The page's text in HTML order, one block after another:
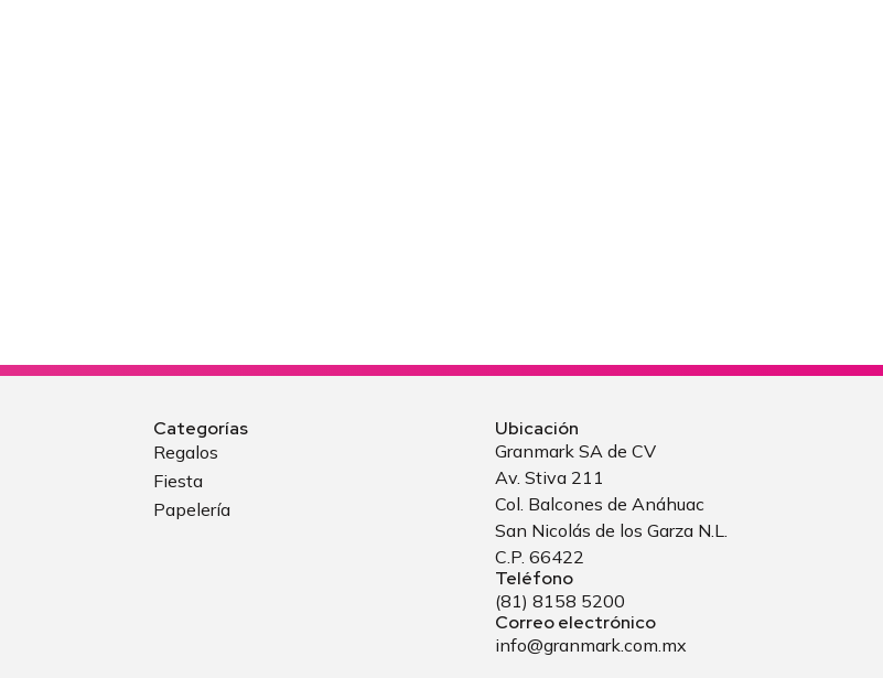
Categorías
Regalos
Fiesta
Papelería
Ubicación
Granmark SA de CV
Av. Stiva 211
Col. Balcones de Anáhuac
San Nicolás de los Garza N.L.
C.P. 66422
Teléfono
(81) 8158 5200
Correo electrónico
info@granmark.com.mx